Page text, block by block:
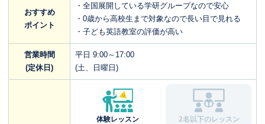
おすすめ
ポイント
・全国展開している学研グループなので安心
・0歳から高校生まで対象なので長い目で見れる
・子ども英語教室の評価が高い
営業時間
(定休日)
平日 9:00～17:00
(土、日曜日)
体験レッスン 2名以下のレッスン